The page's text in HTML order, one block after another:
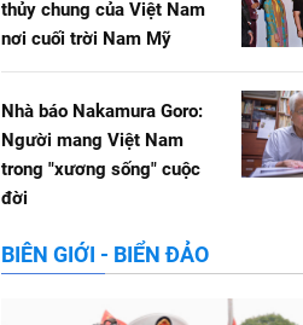
thủy chung của Việt Nam
nơi cuối trời Nam Mỹ
Nhà báo Nakamura Goro:
Người mang Việt Nam
trong "xương sống" cuộc
đời
BIÊN GIỚI - BIỂN ĐẢO